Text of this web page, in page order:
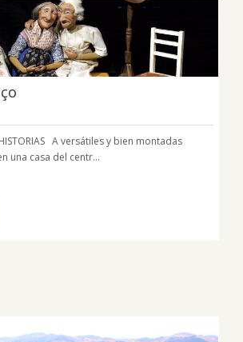
HISTORIAS A versátiles y bien montadas
una casa del centr...